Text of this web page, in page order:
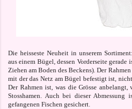
Die heisseste Neuheit in unserem
aus einem Bügel, dessen Vorderseite
Ziehen am Boden des Beckens). Der
mit der das Netz am Bügel befestigt ist,
Der Rahmen ist, was die Grösse
Stosshamen. Auch bei dieser Abmessung
gefangenen Fischen gesichert.